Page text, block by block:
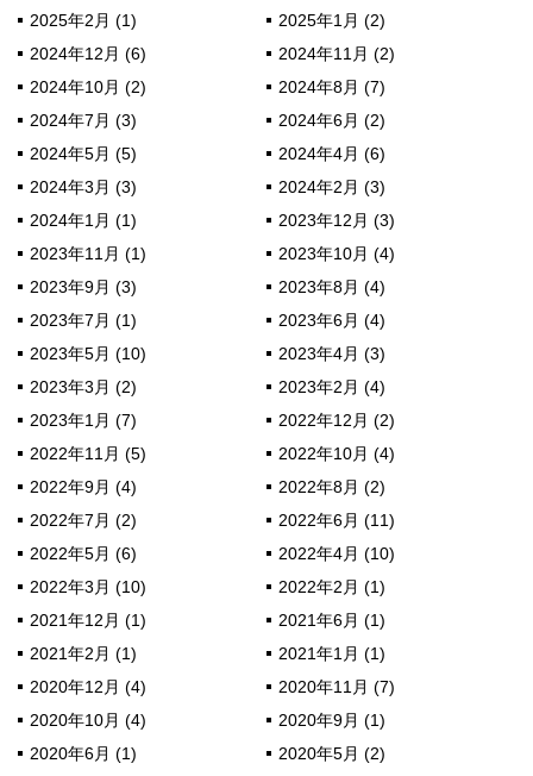
2025年2月 (1)
2025年1月 (2)
2024年12月 (6)
2024年11月 (2)
2024年10月 (2)
2024年8月 (7)
2024年7月 (3)
2024年6月 (2)
2024年5月 (5)
2024年4月 (6)
2024年3月 (3)
2024年2月 (3)
2024年1月 (1)
2023年12月 (3)
2023年11月 (1)
2023年10月 (4)
2023年9月 (3)
2023年8月 (4)
2023年7月 (1)
2023年6月 (4)
2023年5月 (10)
2023年4月 (3)
2023年3月 (2)
2023年2月 (4)
2023年1月 (7)
2022年12月 (2)
2022年11月 (5)
2022年10月 (4)
2022年9月 (4)
2022年8月 (2)
2022年7月 (2)
2022年6月 (11)
2022年5月 (6)
2022年4月 (10)
2022年3月 (10)
2022年2月 (1)
2021年12月 (1)
2021年6月 (1)
2021年2月 (1)
2021年1月 (1)
2020年12月 (4)
2020年11月 (7)
2020年10月 (4)
2020年9月 (1)
2020年6月 (1)
2020年5月 (2)